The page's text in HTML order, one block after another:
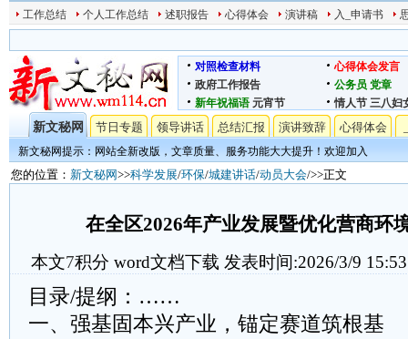
工作总结 个人工作总结 述职报告 心得体会 演讲稿 入_申请书
对照检查材料
心得体会发言
政府工作报告
公务员 党章
新年祝福语 元宵节 情人节 三八妇
新文秘网 节日专题 领导讲话 总结汇报 演讲致辞 心得体会
新文秘网提示：网站全新改版，文章质量、服务功能大大提升！欢迎加入
您的位置： 新文秘网>>科学发展/环保/城建讲话/动员大会/>>正文
在全区2026年产业发展暨优化营商环
本文7积分 word文档下载 发表时间:2026/3/9
目录/提纲：……
一、强基固本兴产业，锚定赛道筑根基